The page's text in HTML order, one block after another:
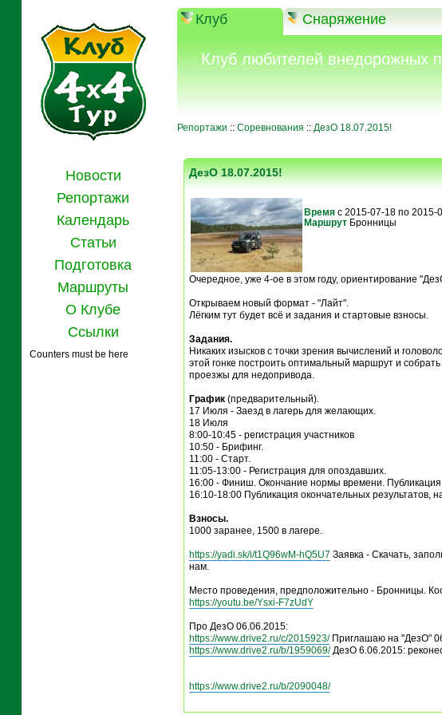
Клуб Снаряжение
Клуб любителей внедорожных
Репортажи :: Соревнования :: ДезО 18.07.2015!
Новости
Репортажи
Календарь
Статьи
Подготовка
Маршруты
О Клубе
Ссылки
Counters must be here
ДезО 18.07.2015!
Время с 2015-07-18 по 2015-
Маршрут Бронницы
Очередное, уже 4-ое в этом году, ориентирование
Открываем новый формат - "Лайт".
Лёгким тут будет всё и задания и стартовые взносы.
Задания.
Никаких изысков с точки зрения вычислений и
этой гонке построить оптимальный маршрут и
проезжы для недопривода.
График (предварительный).
17 Июля - Заезд в лагерь для желающих.
18 Июля
8:00-10:45 - регистрация участников
10:50 - Брифинг.
11:00 - Старт.
11:05-13:00 - Регистрация для опоздавших.
16:00 - Финиш. Окончание нормы времени. Публикация
16:10-18:00 Публикация окончательных результатов,
Взносы.
1000 заранее, 1500 в лагере.
https://yadi.sk/i/t1Q96wM-hQ5U7 Заявка - Скачать,
нам.
Место проведения, предположительно - Бронницы.
https://youtu.be/Ysxi-F7zUdY
Про ДезО 06.06.2015:
https://www.drive2.ru/c/2015923/Приглашаю на "ДезО"
https://www.drive2.ru/b/1959069/ДезО 6.06.2015:
https://www.drive2.ru/b/2090048/